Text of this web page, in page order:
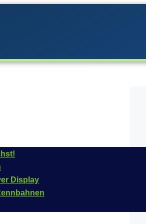
Display
im Jahr
Fahrzeug ist für das
dieses